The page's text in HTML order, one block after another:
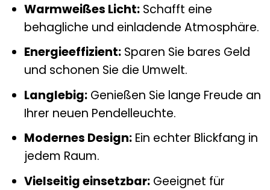
Warmweißes Licht:Schafft eine
behagliche und einladende Atmosphäre.
Energieeffizient:Sparen Sie bares Geld
und schonen Sie die Umwelt.
Langlebig:Genießen Sie lange Freude an
Ihrer neuen Pendelleuchte.
Modernes Design:Ein echter Blickfang in
jedem Raum.
Vielseitig einsetzbar:Geeignet für